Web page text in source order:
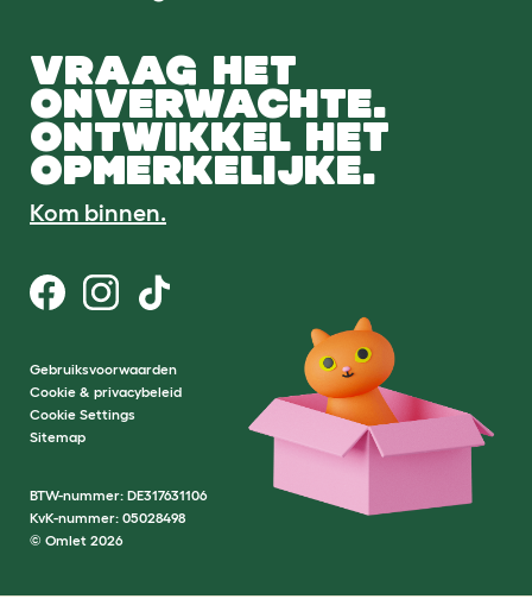
VRAAG HET
ONVERWACHTE.
ONTWIKKEL HET
OPMERKELIJKE.
Kom binnen.
Gebruiksvoorwaarden
Cookie & privacybeleid
Cookie Settings
Sitemap
BTW-nummer: DE317631106
KvK-nummer: 05028498
© Omlet 2026